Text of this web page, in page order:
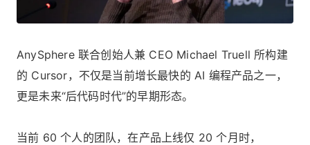
AnySphere 联合创始人兼 CEO Michael Truell 所构建
的 Cursor，不仅是当前增长最快的 AI 编程产品之一，
更是未来“后代码时代”的早期形态。
当前 60 个人的团队，在产品上线仅 20 个月时，